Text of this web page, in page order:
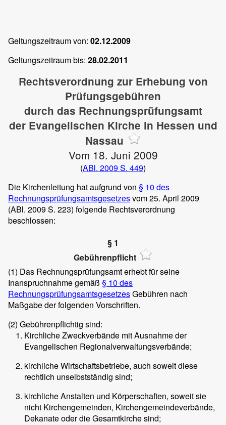
Geltungszeitraum von: 02.12.2009
Geltungszeitraum bis: 28.02.2011
Rechtsverordnung zur Erhebung von
Prüfungsgebühren
durch das Rechnungsprüfungsamt
der Evangelischen Kirche in Hessen und
Nassau
Vom 18. Juni 2009
(ABl. 2009 S. 449)
Die Kirchenleitung hat aufgrund von § 10 des
Rechnungsprüfungsamtsgesetzesvom 25. April 2009
(ABl. 2009 S. 223) folgende Rechtsverordnung
beschlossen:
§ 1
Gebührenpflicht
(1) Das Rechnungsprüfungsamt erhebt für seine
Inanspruchnahme gemäß § 10 des
RechnungsprüfungsamtsgesetzesGebühren nach
Maßgabe der folgenden Vorschriften.
(2) Gebührenpflichtig sind:
Kirchliche Zweckverbände mit Ausnahme der
Evangelischen Regionalverwaltungsverbände;
kirchliche Wirtschaftsbetriebe, auch soweit diese
rechtlich unselbstständig sind;
kirchliche Anstalten und Körperschaften, soweit sie
nicht Kirchengemeinden, Kirchengemeindeverbände,
Dekanate oder die Gesamtkirche sind;